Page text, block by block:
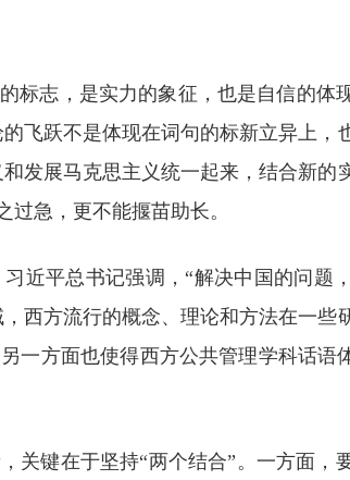
标志，是实力的象征，也是自信的体
飞跃不是体现在词句的标新立异上，
发展马克思主义统一起来，结合新的
急，更不能揠苗助长。
近平总书记强调，“解决中国的问题
西方流行的概念、理论和方法在一些
方面也使得西方公共管理学科话语
关键在于坚持“两个结合”。一方面，